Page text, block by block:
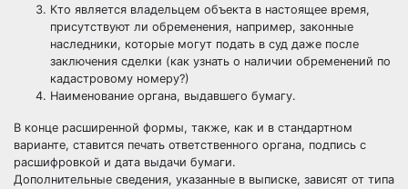
Кто является владельцем объекта в настоящее время,
присутствуют ли обременения, например, законные
наследники, которые могут подать в суд даже после
заключения сделки (как узнать о наличии обременений по
кадастровому номеру?)
Наименование органа, выдавшего бумагу.
В конце расширенной формы, также, как и в стандартном
варианте, ставится печать ответственного органа, подпись с
расшифровкой и дата выдачи бумаги.
Дополнительные сведения, указанные в выписке, зависят от типа